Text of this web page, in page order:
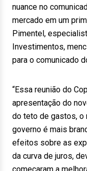
nuance no
mercado em um
Pimentel,
Investimentos,
para o comunicado
“Essa reunião do
apresentação do
do teto de gastos, o
governo é mais
efeitos sobre as
da curva de juros,